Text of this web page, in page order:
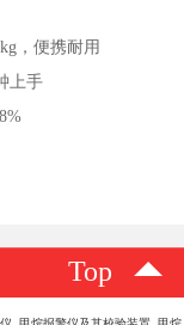
，便携耐用
上手
Top